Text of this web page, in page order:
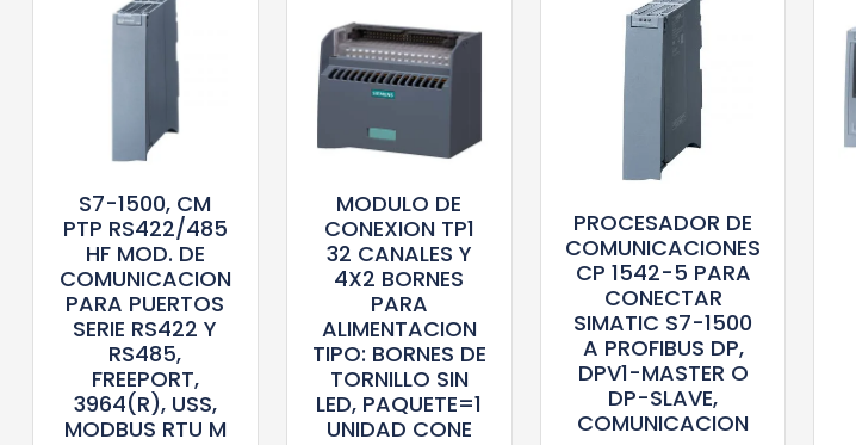
S7-1500, CM
PTP RS422/485
HF MOD. DE
COMUNICACION
PARA PUERTOS
SERIE RS422 Y
RS485,
FREEPORT,
3964(R), USS,
MODBUS RTU M
MODULO DE
CONEXION TP1
32 CANALES Y
4X2 BORNES
PARA
ALIMENTACION
TIPO: BORNES DE
TORNILLO SIN
LED, PAQUETE=1
UNIDAD CONE
PROCESADOR DE
COMUNICACIONES
CP 1542-5 PARA
CONECTAR
SIMATIC S7-1500
A PROFIBUS DP,
DPV1-MASTER O
DP-SLAVE,
COMUNICACION